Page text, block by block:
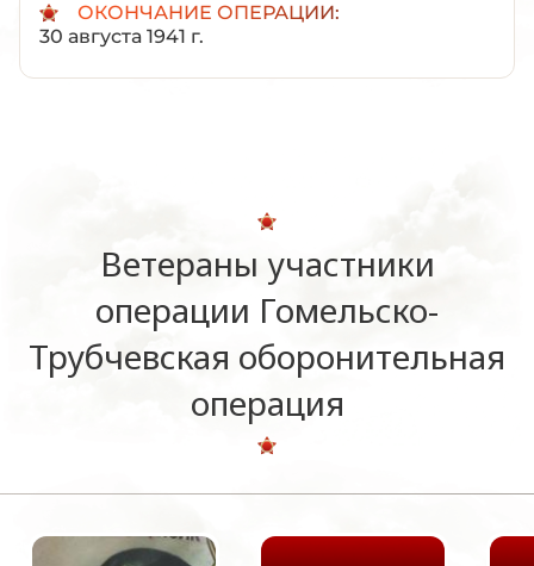
ОКОНЧАНИЕ ОПЕРАЦИИ:
30 августа 1941 г.
Ветераны участники
операции Гомельско-
Трубчевская оборонительная
операция